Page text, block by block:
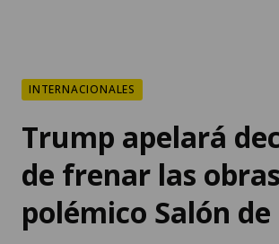
INTERNACIONALES
Trump apelará
de frenar las
polémico Salón